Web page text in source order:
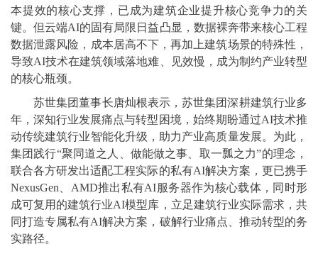
本提效的核心支撑，已成为建筑企业提升核心竞争力的关
键。但云端AI的固有局限日益凸显，数据裸奔带来核心工程
数据泄露风险，成本居高不下，再加上建筑场景的特殊性，
导致AI技术在建筑领域落地难、见效慢，成为制约产业转型
的核心瓶颈。
苏世集团董事长唐灿根表示，苏世集团深耕建筑行业多
年，深知行业发展痛点与转型困境，始终期盼通过AI技术推
动传统建筑行业智能化升级，助力产业高质量发展。为此，
集团践行“聚同道之人、做能做之事、取一瓢之力”的理念，
联合各方研发出适配工程实际的私有AI解决方案，更已携手
NexusGen、AMD推出私有AI服务器作为核心载体，同时形
成可复用的建筑行业AI模型库，立足建筑行业实际需求，共
同打造专属私有AI解决方案，破解行业痛点、推动转型的务
实路径。